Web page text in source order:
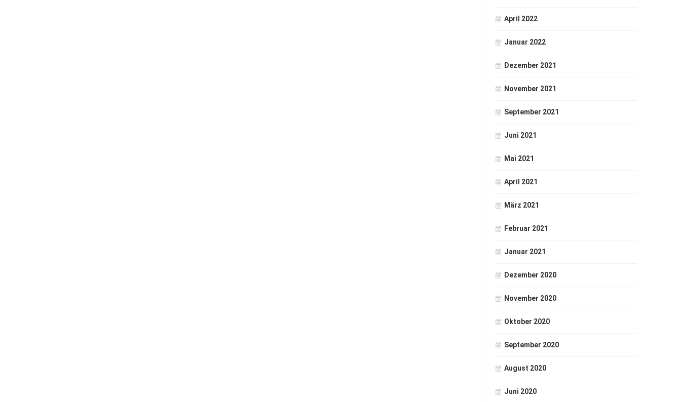
April 2022
Januar 2022
Dezember 2021
November 2021
September 2021
Juni 2021
Mai 2021
April 2021
März 2021
Februar 2021
Januar 2021
Dezember 2020
November 2020
Oktober 2020
September 2020
August 2020
Juni 2020